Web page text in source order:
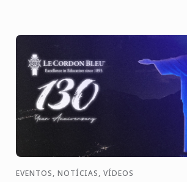
EVENTOS, NOTÍCIAS, VÍDEOS